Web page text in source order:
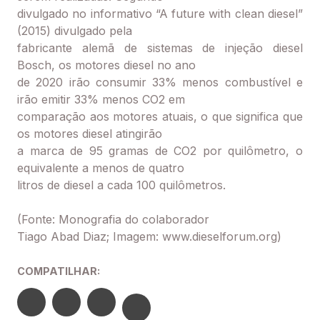
divulgado no informativo “A future with clean diesel”
(2015) divulgado pela
fabricante alemã de sistemas de injeção diesel
Bosch, os motores diesel no ano
de 2020 irão consumir 33% menos combustível e
irão emitir 33% menos CO2 em
comparação aos motores atuais, o que significa que
os motores diesel atingirão
a marca de 95 gramas de CO2 por quilômetro, o
equivalente a menos de quatro
litros de diesel a cada 100 quilômetros.
(Fonte: Monografia do colaborador
Tiago Abad Diaz; Imagem: www.dieselforum.org)
COMPATILHAR: